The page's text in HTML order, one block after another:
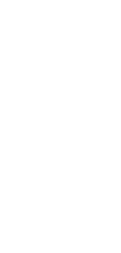
pisao o
u vezi sa
i pažnju
i klevetom,
još